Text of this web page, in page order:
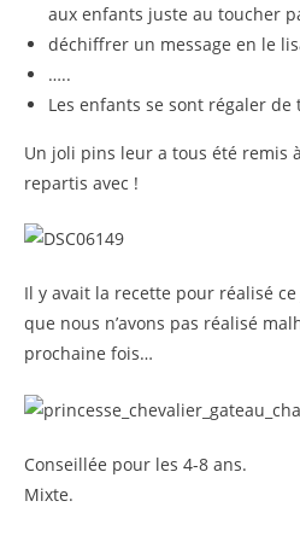
aux enfants juste au toucher
déchiffrer un message en le
…..
Les enfants se sont régaler de
Un joli pins leur a tous été remis
repartis avec !
Il y avait la recette pour réalisé
que nous n’avons pas réalisé
prochaine fois…
Conseillée pour les 4-8 ans.
Mixte.